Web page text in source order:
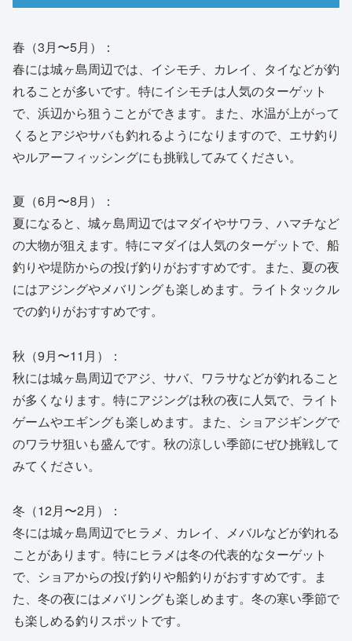
春（3月〜5月）：
春には城ヶ島周辺では、イシモチ、カレイ、タイなどが釣
れることが多いです。特にイシモチは人気のターゲット
で、浜辺から狙うことができます。また、水温が上がって
くるとアジやサバも釣れるようになりますので、エサ釣り
やルアーフィッシングにも挑戦してみてください。
夏（6月〜8月）：
夏になると、城ヶ島周辺ではマダイやサワラ、ハマチなど
の大物が狙えます。特にマダイは人気のターゲットで、船
釣りや堤防からの投げ釣りがおすすめです。また、夏の夜
にはアジングやメバリングも楽しめます。ライトタックル
での釣りがおすすめです。
秋（9月〜11月）：
秋には城ヶ島周辺でアジ、サバ、ワラサなどが釣れること
が多くなります。特にアジングは秋の夜に人気で、ライト
ゲームやエギングも楽しめます。また、ショアジギングで
のワラサ狙いも盛んです。秋の涼しい季節にぜひ挑戦して
みてください。
冬（12月〜2月）：
冬には城ヶ島周辺でヒラメ、カレイ、メバルなどが釣れる
ことがあります。特にヒラメは冬の代表的なターゲット
で、ショアからの投げ釣りや船釣りがおすすめです。ま
た、冬の夜にはメバリングも楽しめます。冬の寒い季節で
も楽しめる釣りスポットです。